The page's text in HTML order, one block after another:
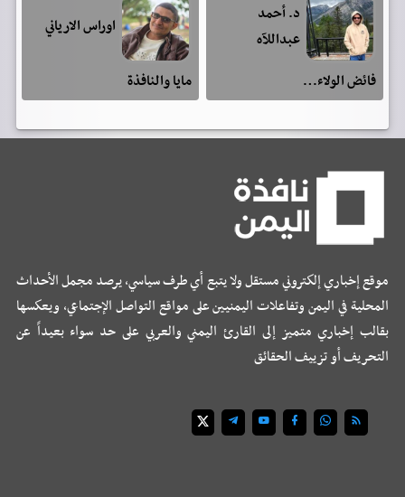
د. أحمد
عبداللآه
فائض الولاء…
اوراس الارياني
مايا والنافذة
موقع إخباري إلكتروني مستقل ولا يتبع أي طرف سياسي، يرصد مجمل الأحداث
المحلية في اليمن وتفاعلات اليمنيين على مواقع التواصل الإجتماعي، ويعكسها
بقالب إخباري متميز إلى القارئ اليمني والعربي على حد سواء بعيداً عن
التحريف أو تزييف الحقائق